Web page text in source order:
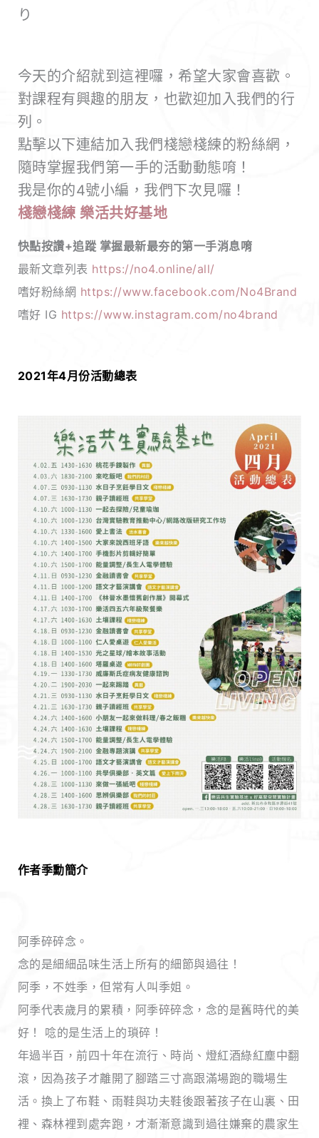
り
今天的介紹就到這裡囉，希望大家會喜歡。
對課程有興趣的朋友，也歡迎加入我們的行
列。
點擊以下連結加入我們棧戀棧練的粉絲網，
隨時掌握我們第一手的活動動態唷！
我是你的4號小編，我們下次見囉！
棧戀棧練 樂活共好基地
快點按讚+追蹤 掌握最新最夯的第一手消息唷
最新文章列表 https://no4.online/all/
嗜好粉絲網 https://www.facebook.com/No4Brand
嗜好 IG https://www.instagram.com/no4brand
2021年4月份活動總表
作者季勳簡介
阿季碎碎念。
念的是細細品味生活上所有的細節與過往！
阿季，不姓季，但常有人叫季姐。
阿季代表歲月的累積，阿季碎碎念，念的是舊時代的美
好！ 唸的是生活上的瑣碎！
年過半百，前四十年在流行、時尚、燈紅酒綠紅塵中翻
滾，因為孩子才離開了腳踏三寸高跟滿場跑的職場生
活。換上了布鞋、雨鞋與功夫鞋後跟著孩子在山裏、田
裡、森林裡到處奔跑，才漸漸意識到過往嫌棄的農家生